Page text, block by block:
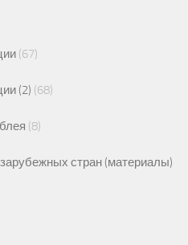
(67)
(2) (68)
(8)
стран (материалы)